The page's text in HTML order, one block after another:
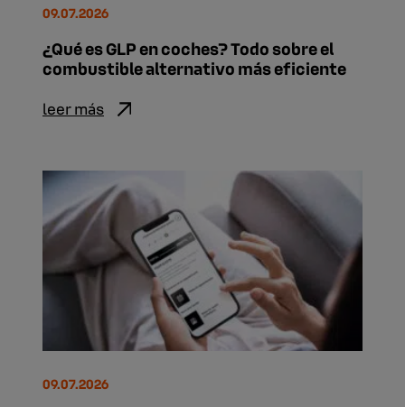
¿Qué es GLP en coches? Todo sobre el
combustible alternativo más eficiente
09.07.2026
leer más
09.07.2026